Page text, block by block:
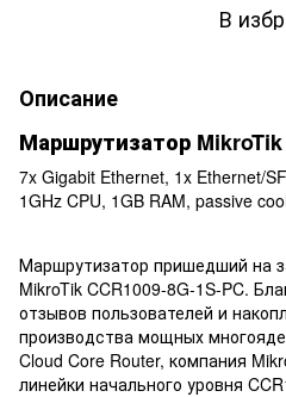
В
Описание
Маршрутизатор MikroTik
7x Gigabit Ethernet, 1x Ethernet/
1GHz CPU, 1GB RAM, passive
Маршрутизатор пришедший на
MikroTik CCR1009-8G-1S-PC.
отзывов пользователей и
производства мощных
Cloud Core Router, компания
линейки начального уровня